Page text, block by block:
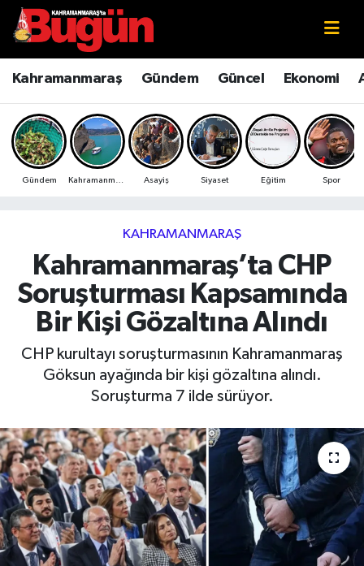
Kahramanmaraş Gündem Güncel Ekonomi
Gündem Asayiş Siyaset Eğitim Spor
KAHRAMANMARAŞ
Kahramanmaraş’ta CHP
Soruşturması Kapsamında
Bir Kişi Gözaltına Alındı
CHP kurultayı soruşturmasının Kahramanmaraş
Göksun ayağında bir kişi gözaltına alındı.
Soruşturma 7 ilde sürüyor.
Kahramanmaraş
Kahramanmaraş Sokak Röportajları
Bilim ve Teknoloji
Çevre
Ekonomi
Genel
Güncel
Haberde İnsan
Kültür Sanat
Magazin
Manşet Altı
Manşetler
Kahramanmaraş Nöbetçi Eczaneler
Kahramanmaraş Hava Durumu
Kahramanmaraş Namaz Vakitleri
Kahramanmaraş Trafik Yoğunluk Haritası
Süper Lig Puan Durumu ve Fikstür
Tüm Manşetler
Son Dakika Haberleri
Haber Arşivi